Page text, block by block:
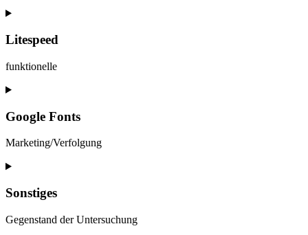
Consent
service
metaslider
Litespeed
funktionelle
Consent
service
litespeed
Google Fonts
Marketing/Verfolgung
Consent
service
fonts
Sonstiges
Gegenstand der Untersuchung